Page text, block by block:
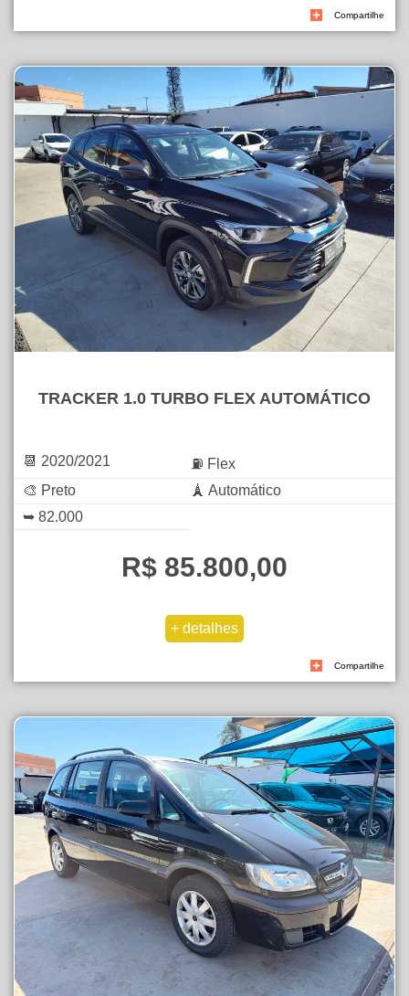
Compartilhe
TRACKER 1.0 TURBO FLEX AUTOMÁTICO
📆 2020/2021
⛽ Flex
🎨 Preto
🗼 Automático
➥ 82.000
R$ 85.800,00
Compartilhe